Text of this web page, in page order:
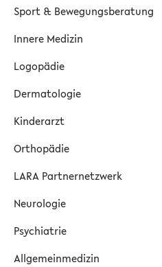
Sport & Bewegungsberatung
Innere Medizin
Logopädie
Dermatologie
Kinderarzt
Orthopädie
LARA Partnernetzwerk
Neurologie
Psychiatrie
Allgemeinmedizin